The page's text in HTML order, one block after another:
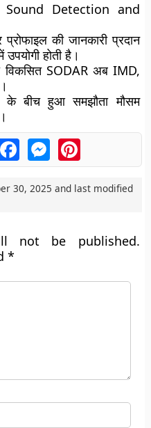
Sound Detection and
प्रोफाइल की जानकारी प्रदान
उपयोगी होती है।
विकसित SODAR अब IMD,
बीच हुआ समझौता मौसम
FacebookMessengerPinterest
30, 2025 and last modified
not be published.
*